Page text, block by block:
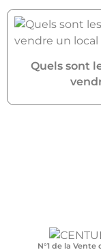
Quels sont
N°1 de la